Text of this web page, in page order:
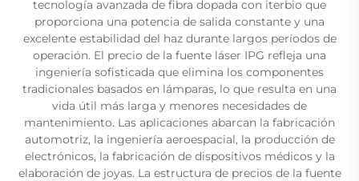
tecnología avanzada de fibra dopada con iterbio que
proporciona una potencia de salida constante y una
excelente estabilidad del haz durante largos períodos de
operación. El precio de la fuente láser IPG refleja una
ingeniería sofisticada que elimina los componentes
tradicionales basados en lámparas, lo que resulta en una
vida útil más larga y menores necesidades de
mantenimiento. Las aplicaciones abarcan la fabricación
automotriz, la ingeniería aeroespacial, la producción de
electrónicos, la fabricación de dispositivos médicos y la
elaboración de joyas. La estructura de precios de la fuente